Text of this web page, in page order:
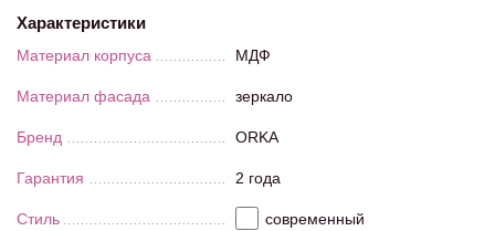
Характеристики
Материал корпуса МДФ
Материал фасада зеркало
Бренд ORKA
Гарантия 2 года
Стиль современный